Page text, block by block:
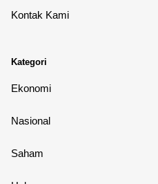
Kontak Kami
Kategori
Ekonomi
Nasional
Saham